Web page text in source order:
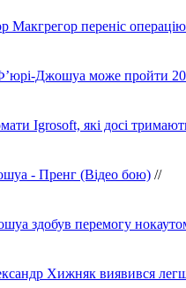
Макгрегор переніс операцію
Джошуа може пройти 20
Igrosoft, які досі
- Пренг (Відео бою) //
здобув перемогу
Хижняк виявився